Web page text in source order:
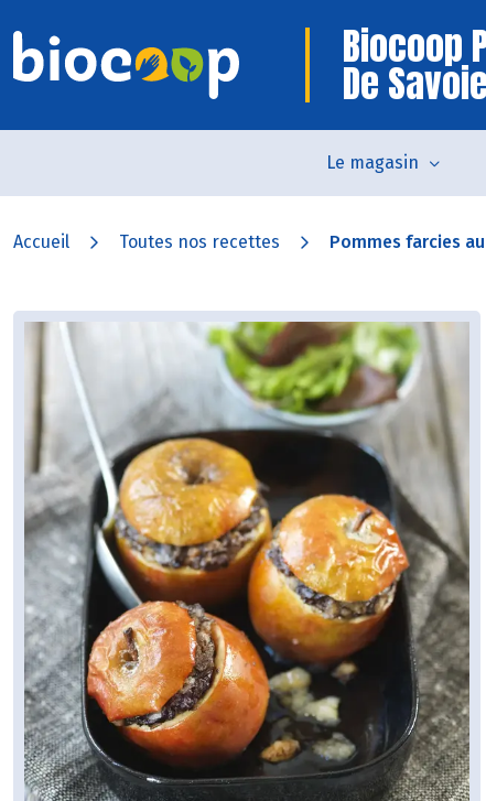
Biocoop
De Savoie
Le magasin
Accueil Toutes nos recettes Pommes farcies